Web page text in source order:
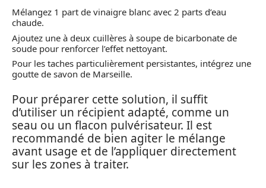
Mélangez 1 part de vinaigre blanc avec 2 parts d’eau
chaude.
Ajoutez une à deux cuillères à soupe de bicarbonate de
soude pour renforcer l’effet nettoyant.
Pour les taches particulièrement persistantes, intégrez une
goutte de savon de Marseille.
Pour préparer cette solution, il suffit
d’utiliser un récipient adapté, comme un
seau ou un flacon pulvérisateur. Il est
recommandé de bien agiter le mélange
avant usage et de l’appliquer directement
sur les zones à traiter.